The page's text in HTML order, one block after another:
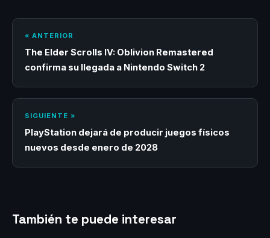
« ANTERIOR
The Elder Scrolls IV: Oblivion Remastered
confirma su llegada a Nintendo Switch 2
SIGUIENTE »
PlayStation dejará de producir juegos físicos
nuevos desde enero de 2028
También te puede interesar